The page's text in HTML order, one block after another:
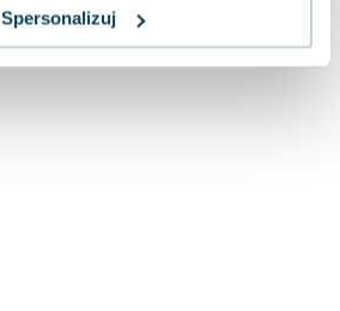
Spersonalizuj